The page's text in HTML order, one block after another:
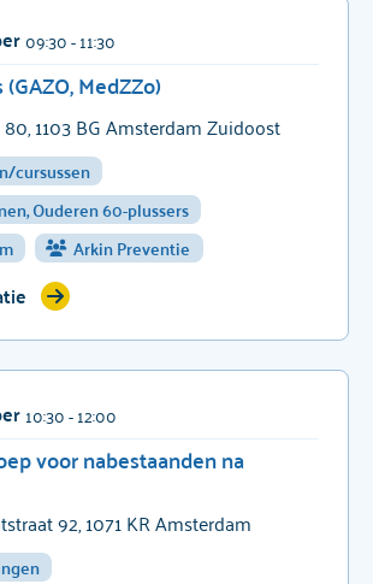
09:30- 11:30
MedZZo)
1103 BG Amsterdam Zuidoost
cursussen
Ouderen 60-plussers
Arkin Preventie
10:30- 12:00
voor nabestaanden na
92, 1071 KR Amsterdam